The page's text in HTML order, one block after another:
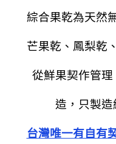
綜合果乾為天然
芒果乾、鳳梨乾
從鮮果契作管
造，只製造
台灣唯一有自有